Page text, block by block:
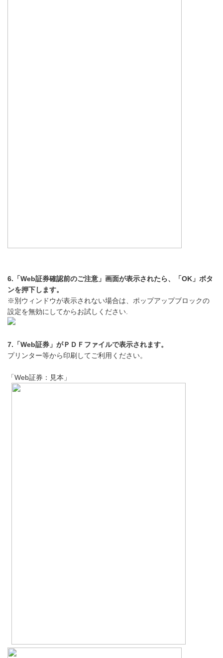
6.「Web証券確認前のご注意」画面が表示されたら、「OK」ボタ
ンを押下します。
※別ウィンドウが表示されない場合は、ポップアップブロックの
設定を無効にしてからお試しください.
7.「Web証券」がＰＤＦファイルで表示されます。
プリンター等から印刷してご利用ください。
「Web証券：見本」